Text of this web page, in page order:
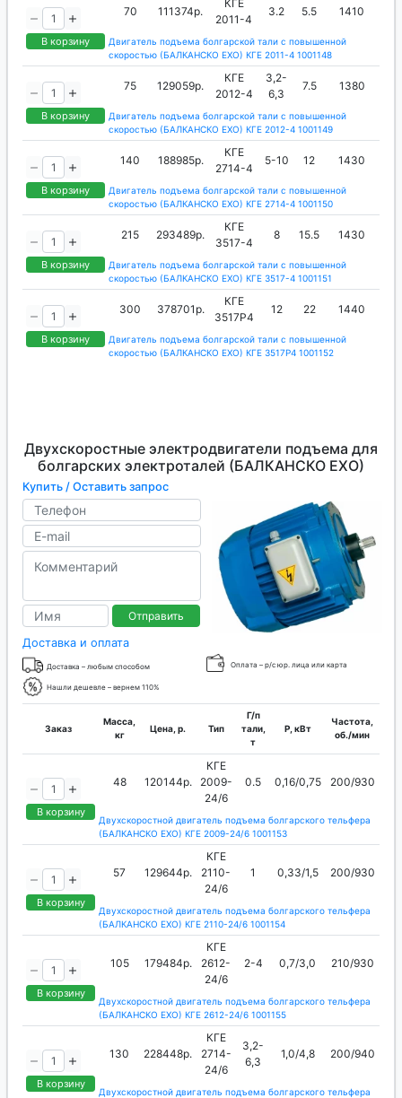
В корзину
70 111374р.
КГЕ
2011-4
3.2 5.5 1410
Двигатель подъема болгарской тали с повышенной
скоростью (БАЛКАНСКО ЕХО) КГЕ 2011-4 1001148
В корзину
75 129059р.
КГЕ
2012-4
3,2-
6,3
7.5 1380
Двигатель подъема болгарской тали с повышенной
скоростью (БАЛКАНСКО ЕХО) КГЕ 2012-4 1001149
В корзину
140 188985р.
КГЕ
2714-4
5-10 12 1430
Двигатель подъема болгарской тали с повышенной
скоростью (БАЛКАНСКО ЕХО) КГЕ 2714-4 1001150
В корзину
215 293489р.
КГЕ
3517-4
8 15.5 1430
Двигатель подъема болгарской тали с повышенной
скоростью (БАЛКАНСКО ЕХО) КГЕ 3517-4 1001151
В корзину
300 378701р.
КГЕ
3517Р4
12 22 1440
Двигатель подъема болгарской тали с повышенной
скоростью (БАЛКАНСКО ЕХО) КГЕ 3517Р4 1001152
Двухскоростные электродвигатели подъема для
болгарских электроталей (БАЛКАНСКО ЕХО)
Купить / Оставить запрос
Отправить
Доставка и оплата
Доставка – любым способом Оплата – р/с юр. лица или карта
Нашли дешевле – вернем 110%
Заказ
Масса,
кг
Цена, р. Тип
Г/п
тали,
т
P, кВт
Частота,
об./мин
В корзину
48 120144р.
КГЕ
2009-
24/6
0.5 0,16/0,75 200/930
Двухскоростной двигатель подъема болгарского тельфера
(БАЛКАНСКО ЕХО) КГЕ 2009-24/6 1001153
В корзину
57 129644р.
КГЕ
2110-
24/6
1 0,33/1,5 200/930
Двухскоростной двигатель подъема болгарского тельфера
(БАЛКАНСКО ЕХО) КГЕ 2110-24/6 1001154
В корзину
105 179484р.
КГЕ
2612-
24/6
2-4 0,7/3,0 210/930
Двухскоростной двигатель подъема болгарского тельфера
(БАЛКАНСКО ЕХО) КГЕ 2612-24/6 1001155
В корзину
130 228448р.
КГЕ
2714-
24/6
3,2-
6,3
1,0/4,8 200/940
Двухскоростной двигатель подъема болгарского тельфера